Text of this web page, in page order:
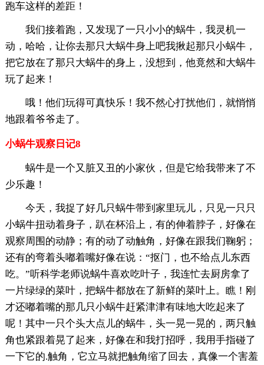
跑车这样的差距！
我们接着跑，又发现了一只小小的蜗牛，我灵机一
动，哈哈，让你去那只大蜗牛身上吧我揪起那只小蜗牛，
把它放在了那只大蜗牛的身上，没想到，他竟然和大蜗牛
玩了起来！
哦！他们玩得可真快乐！我不然心打扰他们，就悄悄
地跟着爷爷走了。
小蜗牛观察日记8
蜗牛是一个又脏又丑的小家伙，但是它给我带来了不
少乐趣！
今天，我捉了好几只蜗牛带到家里玩儿，只见一只只
小蜗牛扭动着身子，趴在杯沿上，有的伸着脖子，好像在
观察周围的动静；有的动了动触角，好像在跟我们鞠躬；
还有的弯着头嘟着嘴好像在说：“抠门，也不给点儿东西
吃。”听科学老师说蜗牛喜欢吃叶子，我连忙去厨房拿了
一片绿绿的菜叶，把蜗牛都放在了新鲜的菜叶上。瞧！刚
才还嘟着嘴的那几只小蜗牛赶紧津津有味地大吃起来了
呢！其中一只个头大点儿的蜗牛，头一晃一晃的，两只触
角也紧跟着晃了起来，好像在和我打招呼，我用手指碰了
一下它的.触角，它立马就把触角缩了回去，真像一个害羞